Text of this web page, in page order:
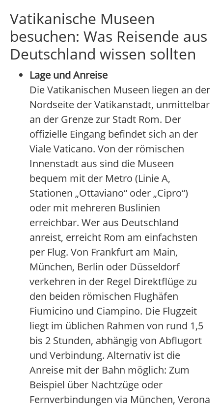
Vatikanische Museen
besuchen: Was Reisende aus
Deutschland wissen sollten
Lage und Anreise
Die Vatikanischen Museen liegen an der
Nordseite der Vatikanstadt, unmittelbar
an der Grenze zur Stadt Rom. Der
offizielle Eingang befindet sich an der
Viale Vaticano. Von der römischen
Innenstadt aus sind die Museen
bequem mit der Metro (Linie A,
Stationen „Ottaviano“ oder „Cipro“)
oder mit mehreren Buslinien
erreichbar. Wer aus Deutschland
anreist, erreicht Rom am einfachsten
per Flug. Von Frankfurt am Main,
München, Berlin oder Düsseldorf
verkehren in der Regel Direktflüge zu
den beiden römischen Flughäfen
Fiumicino und Ciampino. Die Flugzeit
liegt im üblichen Rahmen von rund 1,5
bis 2 Stunden, abhängig von Abflugort
und Verbindung. Alternativ ist die
Anreise mit der Bahn möglich: Zum
Beispiel über Nachtzüge oder
Fernverbindungen via München, Verona